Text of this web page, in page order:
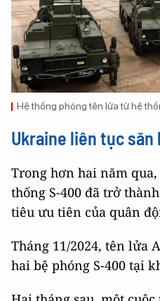
Hệ thống phóng tên lửa từ hệ
Ukraine liên tục săn
Trong hơn hai năm
thống S-400 đã trở
tiêu ưu tiên của quân
Tháng 11/2024, tên lửa
hai bệ phóng S-400 tại